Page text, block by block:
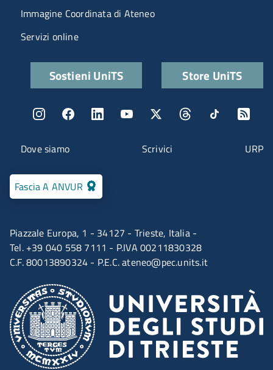
Piazzale Europa, 1 - 34127 - Trieste, Italia -
Tel. +39 040 558 7111 - P.IVA 00211830328
C.F. 80013890324 - P.E.C.ateneo@pec.units.it
Fascia A ANVUR
Menu contatti
Dove siamo Scrivici URP
Immagine Coordinata di Ateneo
Servizi online
Quick linksSostieni UniTS Store UniTS
Menu social